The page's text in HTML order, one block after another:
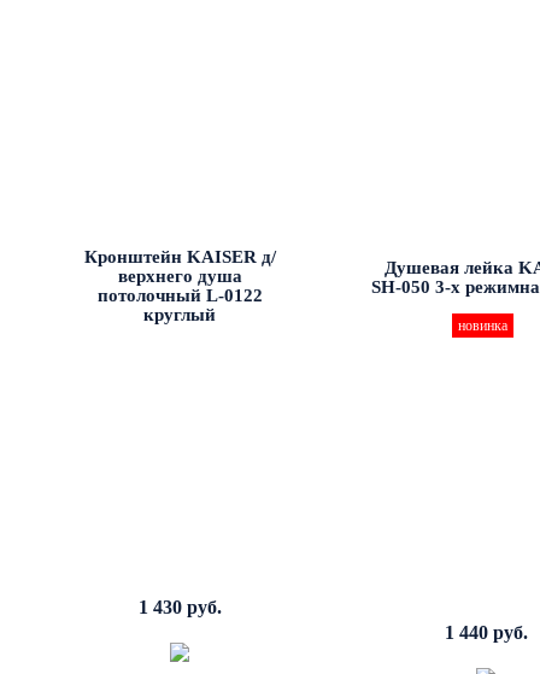
Кронштейн KAISER д/
верхнего душа
потолочный L-0122
круглый
1 430 руб.
Душевая лейка
SH-050 3-х
новинка
1 440 руб.